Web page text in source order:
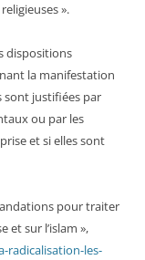
».
dispositions
la manifestation
sont justifiées par
ou par les
et si elles sont
pour traiter
et sur l’islam »,
radicalisation-les-